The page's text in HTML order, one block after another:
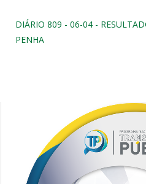
DIÁRIO 809 - 06-04 -
PENHA